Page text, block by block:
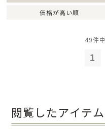
価格が高い順
49件中
1
閲覧したアイテム